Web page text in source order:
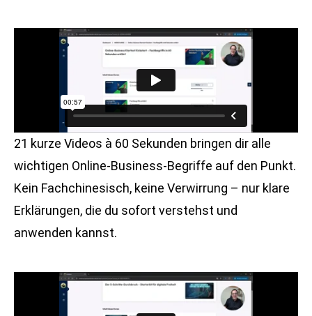
21 kurze Videos à 60 Sekunden bringen dir alle
wichtigen Online-Business-Begriffe auf den Punkt.
Kein Fachchinesisch, keine Verwirrung – nur klare
Erklärungen, die du sofort verstehst und
anwenden kannst.